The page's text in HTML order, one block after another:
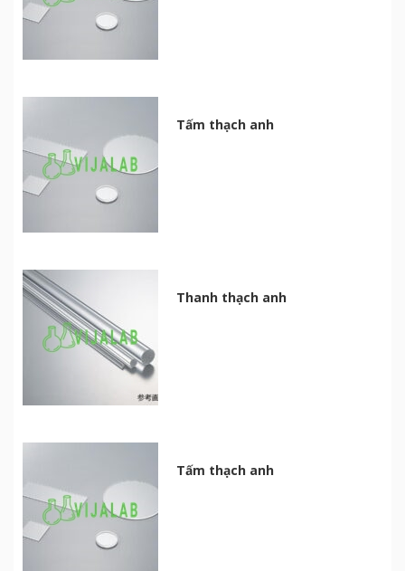
Tấm thạch anh
Thanh thạch anh
Tấm thạch anh